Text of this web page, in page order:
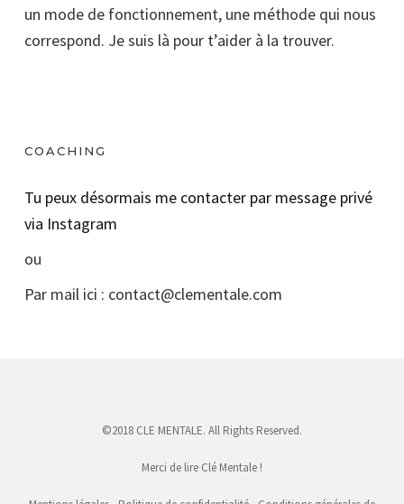
un mode de fonctionnement, une méthode qui nous
correspond. Je suis là pour t’aider à la trouver.
COACHING
Tu peux désormais me contacter par message privé
via Instagram
ou
Par mail ici : contact@clementale.com
©2018 CLE MENTALE. All Rights Reserved.
Merci de lire Clé Mentale !